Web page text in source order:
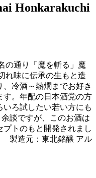
Honkarakuchi
通り「魔を斬る」魔
れ味に伝承の生もと造
冷酒～熱燗までお好き
す。年配の日本酒党の方
ろ試したい若い方にも
談ですが、このお酒は
プトのもと開発されまし
元：東北銘醸 アル